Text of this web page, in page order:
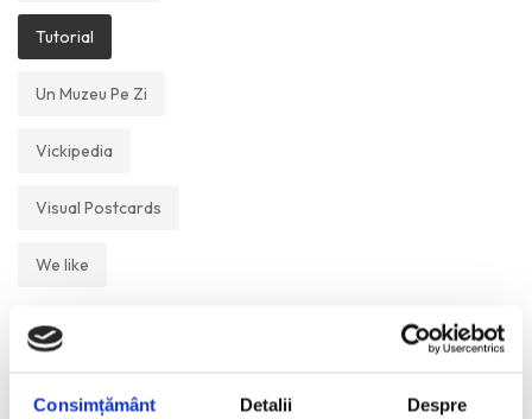
Consimțământ Detalii Despre
Tutorial
Un Muzeu Pe Zi
Vickipedia
Visual Postcards
We like